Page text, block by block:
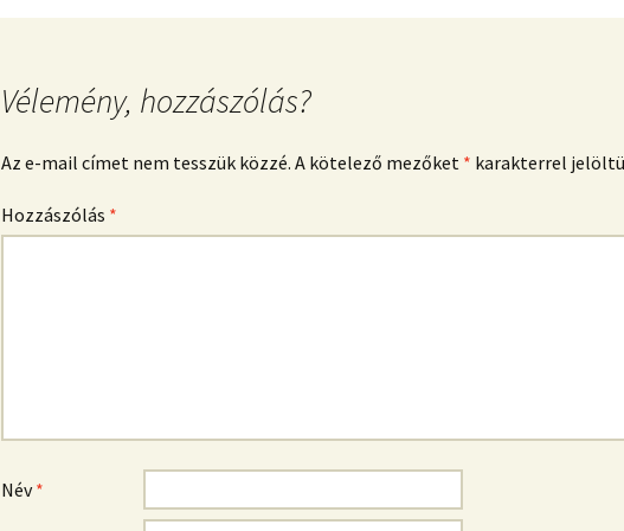
Vélemény, hozzászólás?
Az e-mail címet nem tesszük közzé. A kötelező mezőket * karakterrel
Hozzászólás *
Név*